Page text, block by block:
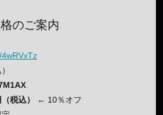
のご案内
税込）
← 10％オフ